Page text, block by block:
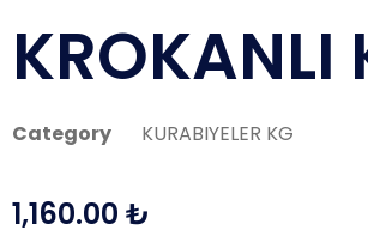
KROKANLI
Category KURABIYELER KG
1,160.00 ₺